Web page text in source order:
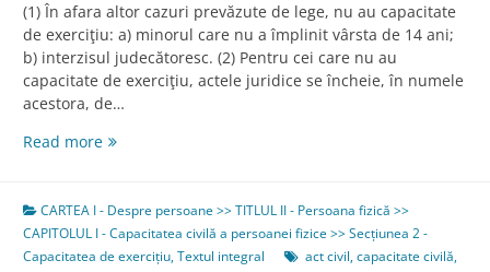
(1) În afara altor cazuri prevăzute de lege, nu au capacitate
de exerciţiu: a) minorul care nu a împlinit vârsta de 14 ani;
b) interzisul judecătoresc. (2) Pentru cei care nu au
capacitate de exerciţiu, actele juridice se încheie, în numele
acestora, de…
Read moreArt.
capacităţii
de
exerciţiu
CARTEA I - Despre persoane >> TITLUL II - Persoana fizică >>
CAPITOLUL I - Capacitatea civilă a persoanei fizice >> Secțiunea 2 -
Capacitatea de exercițiu,Textul integral act civil,capacitate civilă,